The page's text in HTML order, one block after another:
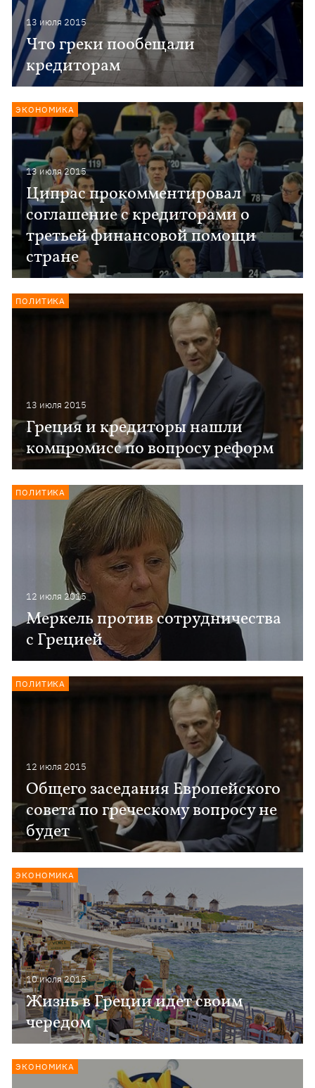
13 июля 2015
Что греки пообещали
кредиторам
13 июля 2015
Ципрас прокомментировал
соглашение с кредиторами о
третьей финансовой помощи
стране
ЭКОНОМИКА
13 июля 2015
Греция и кредиторы нашли
компромисс по вопросу реформ
ПОЛИТИКА
12 июля 2015
Меркель против сотрудничества
с Грецией
ПОЛИТИКА
12 июля 2015
Общего заседания Европейского
совета по греческому вопросу не
будет
ПОЛИТИКА
10 июля 2015
Жизнь в Греции идет своим
чередом
ЭКОНОМИКА
ЭКОНОМИКА